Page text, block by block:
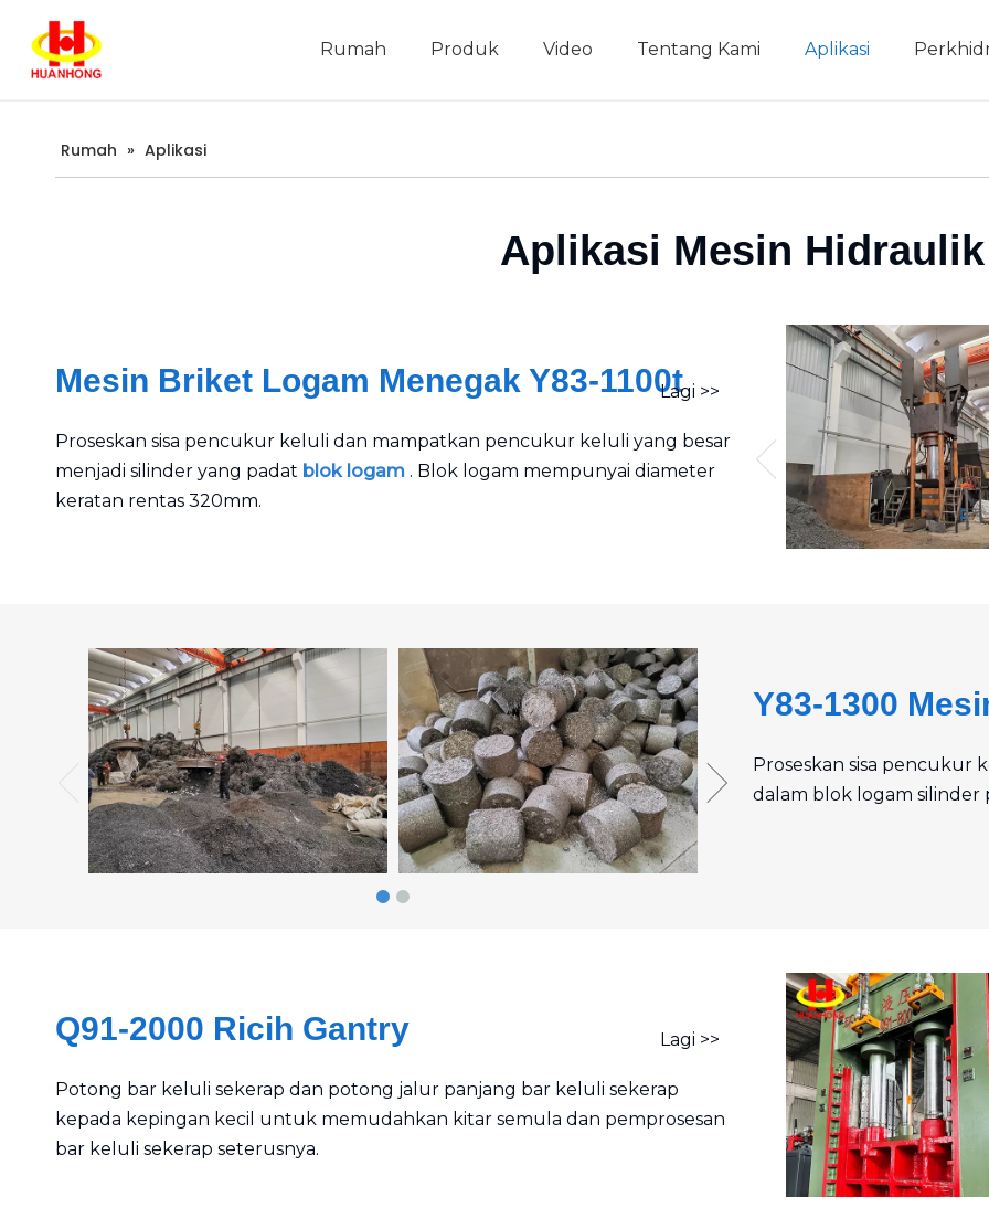
Rumah Produk Video Tentang Kami Aplikasi
Rumah » Aplikasi
Aplikasi Mesin Hidraulik
Mesin Briket Logam Menegak Y83-1100tLagi >>
Proseskan sisa pencukur keluli dan mampatkan pencukur keluli yang besar
menjadi silinder yang padat blok logam . Blok logam mempunyai diameter
keratan rentas 320mm.
Y83-1300
Proseskan sisa
dalam blok logam
Q91-2000 Ricih Gantry Lagi >>
Potong bar keluli sekerap dan potong jalur panjang bar keluli sekerap
kepada kepingan kecil untuk memudahkan kitar semula dan pemprosesan
bar keluli sekerap seterusnya.